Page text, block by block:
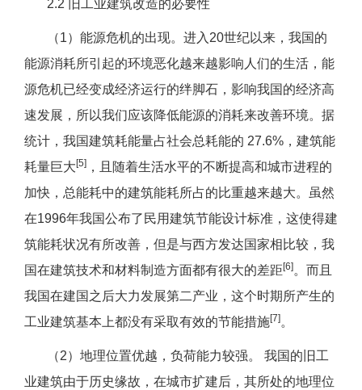
2.2 旧工业建筑改造的必要性
（1）能源危机的出现。进入20世纪以来，我国的
能源消耗所引起的环境恶化越来越影响人们的生活，能
源危机已经变成经济运行的绊脚石，影响我国的经济高
速发展，所以我们应该降低能源的消耗来改善环境。据
统计，我国建筑耗能量占社会总耗能的 27.6%，建筑能
耗量巨大 [5] ，且随着生活水平的不断提高和城市进程的
加快，总能耗中的建筑能耗所占的比重越来越大。虽然
在1996年我国公布了民用建筑节能设计标准，这使得建
筑能耗状况有所改善，但是与西方发达国家相比较，我
国在建筑技术和材料制造方面都有很大的差距 [6] 。而且
我国在建国之后大力发展第二产业，这个时期所产生的
工业建筑基本上都没有采取有效的节能措施[7] 。
（2）地理位置优越，负荷能力较强。 我国的旧工
业建筑由于历史缘故，在城市扩建后，其所处的地理位